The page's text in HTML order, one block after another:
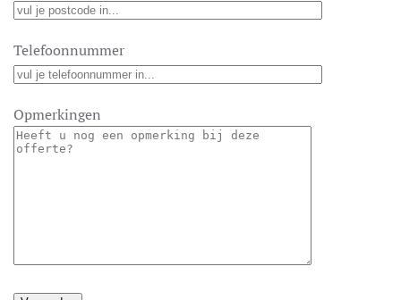
Telefoonnummer
Opmerkingen